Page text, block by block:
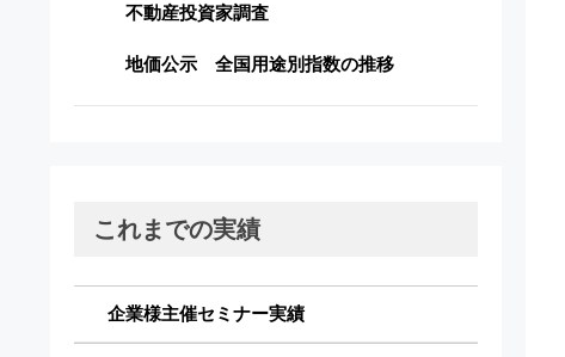
不動産投資家調査
地価公示 全国用途別指数の推移
これまでの実績
企業様主催セミナー実績